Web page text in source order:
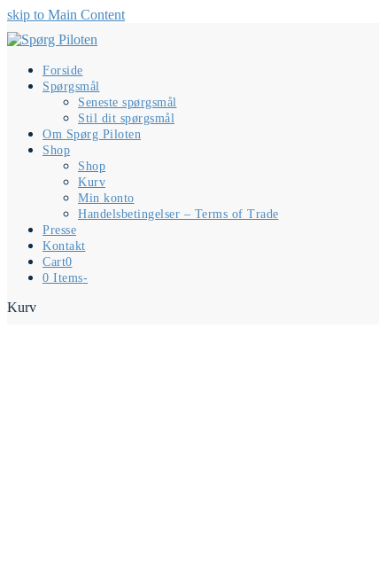
skip to Main Content
Forside
Spørgsmål
Seneste spørgsmål
Stil dit spørgsmål
Om Spørg Piloten
Shop
Shop
Kurv
Min konto
Handelsbetingelser – Terms of Trade
Presse
Kontakt
Cart0
0 Items-
Kurv